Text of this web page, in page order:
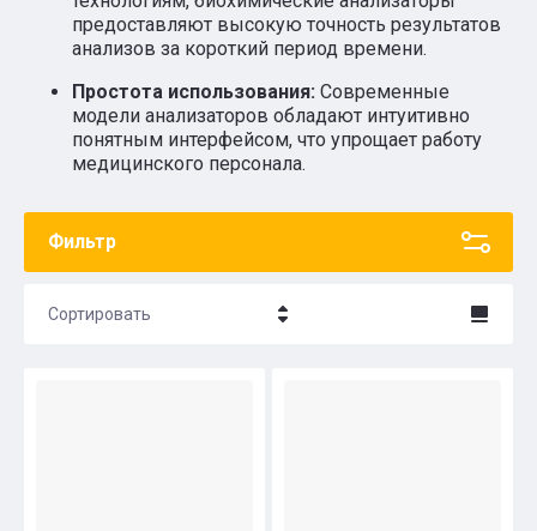
предоставляют высокую точность результатов
анализов за короткий период времени.
Простота использования: Современные
модели анализаторов обладают интуитивно
понятным интерфейсом, что упрощает работу
медицинского персонала.
Фильтр
Сортировать